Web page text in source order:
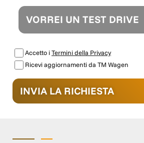
VORREI UN TEST DRIVE
Accetto iTermini della Privacy
Ricevi aggiornamenti da TM Wagen
INVIA LA RICHIESTA